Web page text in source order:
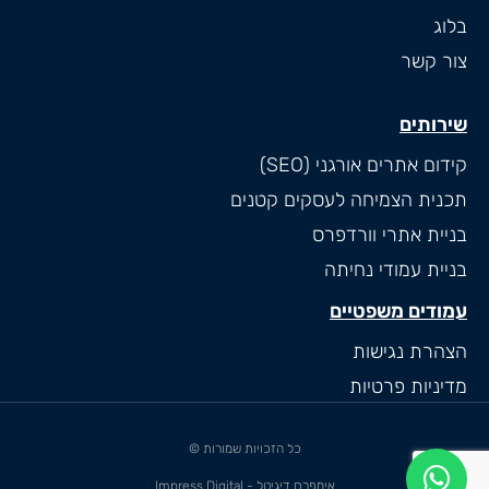
בלוג
צור קשר
שירותים
קידום אתרים אורגני (SEO)
תכנית הצמיחה לעסקים קטנים
בניית אתרי וורדפרס
בניית עמודי נחיתה
עמודים משפטיים
הצהרת נגישות
מדיניות פרטיות
כל הזכויות שמורות ©